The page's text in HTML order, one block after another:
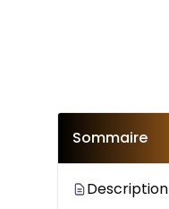
Sommaire
Description